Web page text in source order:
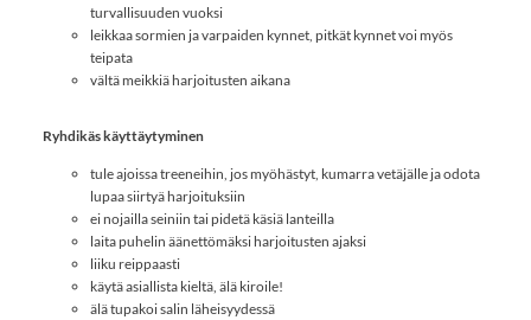
turvallisuuden vuoksi
leikkaa sormien ja varpaiden kynnet, pitkät kynnet voi myös
teipata
vältä meikkiä harjoitusten aikana
Ryhdikäs käyttäytyminen
tule ajoissa treeneihin, jos myöhästyt, kumarra vetäjälle ja odota
lupaa siirtyä harjoituksiin
ei nojailla seiniin tai pidetä käsiä lanteilla
laita puhelin äänettömäksi harjoitusten ajaksi
liiku reippaasti
käytä asiallista kieltä, älä kiroile!
älä tupakoi salin läheisyydessä